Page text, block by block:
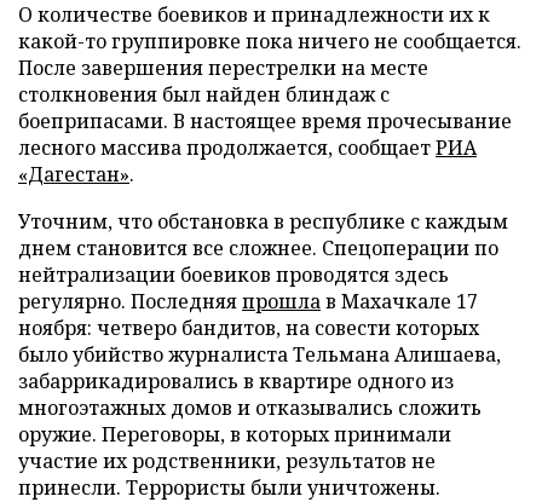
О количестве боевиков и принадлежности их к
какой-то группировке пока ничего не сообщается.
После завершения перестрелки на месте
столкновения был найден блиндаж с
боеприпасами. В настоящее время прочесывание
лесного массива продолжается, сообщаетРИА
«Дагестан».
Уточним, что обстановка в республике с каждым
днем становится все сложнее. Спецоперации по
нейтрализации боевиков проводятся здесь
регулярно. Последняяпрошлав Махачкале 17
ноября: четверо бандитов, на совести которых
было убийство журналиста Тельмана Алишаева,
забаррикадировались в квартире одного из
многоэтажных домов и отказывались сложить
оружие. Переговоры, в которых принимали
участие их родственники, результатов не
принесли. Террористы были уничтожены.